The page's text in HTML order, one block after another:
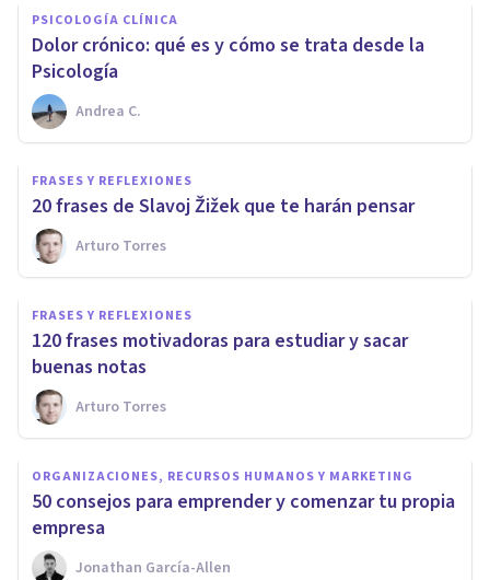
PSICOLOGÍA CLÍNICA
​Dolor crónico: qué es y cómo se trata desde la
Psicología
Andrea C.
FRASES Y REFLEXIONES
​20 frases de Slavoj Žižek que te harán pensar
Arturo Torres
FRASES Y REFLEXIONES
120 frases motivadoras para estudiar y sacar
buenas notas
Arturo Torres
ORGANIZACIONES, RECURSOS HUMANOS Y MARKETING
​50 consejos para emprender y comenzar tu propia
empresa
Jonathan García-Allen